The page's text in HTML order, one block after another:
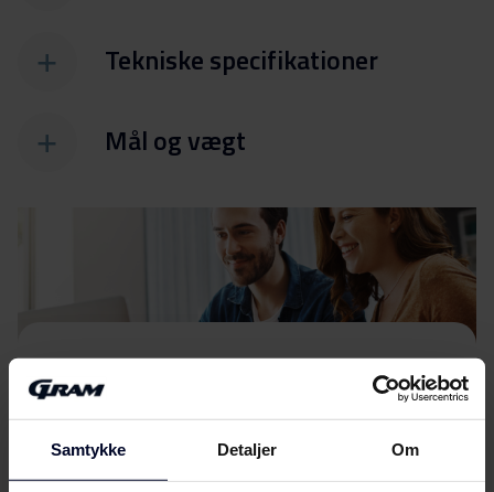
Samtykke Detaljer Om
Tekniske specifikationer
Mål og vægt
FilerDownload
Energimærkning